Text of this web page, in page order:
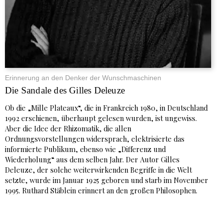
Erinnerung an den Denker der Wunschmaschinen
Die Sandale des Gilles Deleuze
Ob die „Mille Plateaux“, die in Frankreich 1980, in Deutschland
1992 erschienen, überhaupt gelesen wurden, ist ungewiss.
Aber die Idee der Rhizomatik, die allen
Ordnungsvorstellungen widersprach, elektrisierte das
informierte Publikum, ebenso wie „Differenz und
Wiederholung“ aus dem selben Jahr. Der Autor Gilles
Deleuze, der solche weiterwirkenden Begriffe in die Welt
setzte, wurde im Januar 1925 geboren und starb im November
1995. Ruthard Stäblein erinnert an den großen Philosophen.